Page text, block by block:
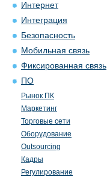
Интернет
Интеграция
Безопасность
Мобильная связь
Фиксированная связь
ПО
Рынок ПК
Маркетинг
Торговые сети
Оборудование
Outsourcing
Кадры
Регулирование